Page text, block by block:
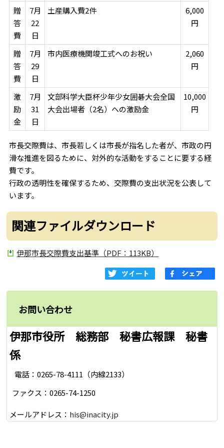
贈
答
費
7月
22
日
土産購入費2件
6,000
円
贈
答
費
7月
29
日
市内医療機関竣工式へのお祝い
2,060
円
激
励
金
7月
31
日
文部科学大臣杯少年少女囲碁大会全国
大会出場者（2名）への激励金
10,000
円
市長交際費は、市長若しくは市長が指名した者が、市政の円
滑な推進を図るために、対外的な活動をすることに要する経
費です。
行政の透明性を確保するため、交際費の支出状況を公表して
います。
関連ファイルダウンロード
伊那市長交際費支出基準（PDF：113KB）
お問い合わせ
伊那市役所 総務部 秘書広報課 秘書
係
電話：0265-78-4111（内線2133）
ファクス：0265-74-1250
メールアドレス： his@inacity.jp